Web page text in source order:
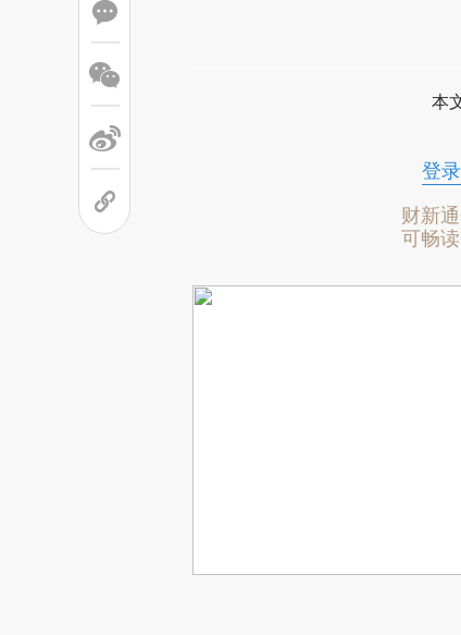
本
登录
财新
可畅